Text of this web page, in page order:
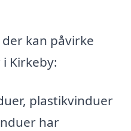
kan påvirke
Kirkeby:
plastikvinduer
har